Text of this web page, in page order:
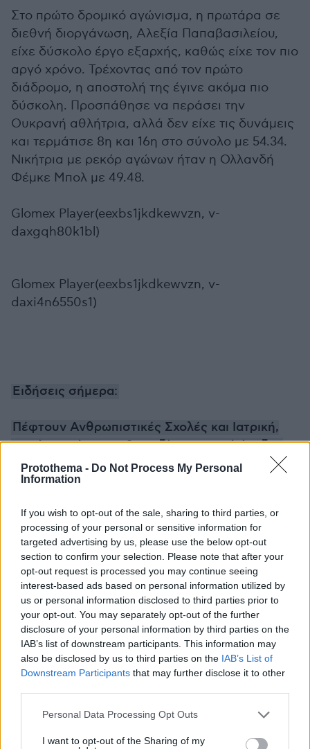
Protothema - Do Not Process My Personal
Information
If you wish to opt-out of the sale, sharing to third parties, or
processing of your personal or sensitive information for
targeted advertising by us, please use the below opt-out
section to confirm your selection. Please note that after your
opt-out request is processed you may continue seeing
interest-based ads based on personal information utilized by
us or personal information disclosed to third parties prior to
your opt-out. You may separately opt-out of the further
disclosure of your personal information by third parties on the
IAB’s list of downstream participants. This information may
also be disclosed by us to third parties on the IAB’s List of
Downstream Participants that may further disclose it to other
Please note that this website/app uses one or more Google
not limited to your visit or usage behaviour. You may click to
Personal Data Processing Opt Outs
I want to opt-out of the Sharing of my
Στο πρώτο δρομικό αγώνισμα, η πρωτάρα σε
διεθνή διοργάνωση, Αλεξία Παπαβασιλείου,
είχε δύσκολο έργο εξαρχής, καθώς είχε τον πιο
αργό χρόνο. Τρέχοντας από τον πρώτο
διάδρομο, η αποστολή της έγινε ακόμα πιο
δύσκολη. Προσπάθησε να περάσει την
Ουκρανή αθλήτρια, αλλά δεν είχε τις δυνάμεις
και τερμάτισε 8η και 16η στο σύνολο με 54.34.
Νικήτρια με ρεκόρ αγώνων ήταν η Ολλανδή
Φέμκε Μπολ με 49.48.
Glomex Player(eexbs1jkdkewvzn, v-
daxgqh80k1bl)
Glomex Player(eexbs1jkdkewvzn, v-
daxi4n6550s1)
Ειδήσεις σήμερα:
Πέφτουν Ανθρωπιστικές Σχολές και Ιατρική,
μικτή η εικόνα στο 2ο πεδίο και μικρή άνοδος
στο 4ο - Εκτιμήσεις για τις Βάσεις
του Υπουργού Μετανάστευσης
Το θεόστενο φόρεμα της Κιμ Καρντάσιαν, η
«ρομαντική» Κένταλ Τζένερ και η
υπερπαραγωγή Ιβάνκα - Οι εμφανίσεις που
γοήτευσαν στη Βενετία
Ακολουθήστε τοprotothema.gr στο Google News
και μάθετε πρώτοι όλες τις ειδήσεις
και τον Κόσμο, τη στιγμή που συμβαίνουν, στο
Protothema.gr